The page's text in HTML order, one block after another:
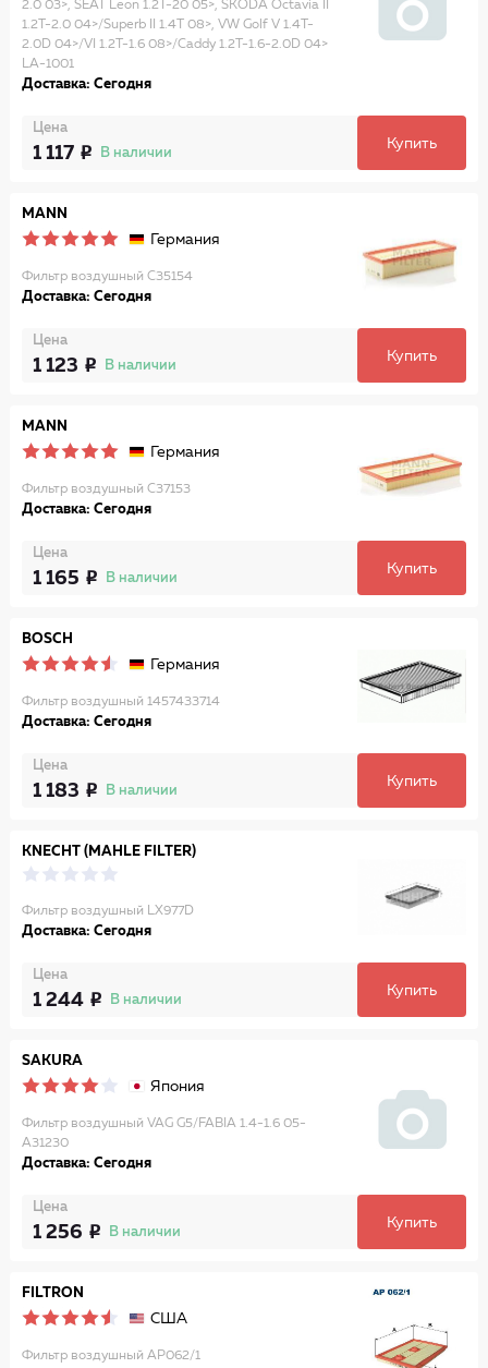
2.0 03>, SEAT Leon 1.2T-20 05>, SKODA Octavia II
1.2T-2.0 04>/Superb II 1.4T 08>, VW Golf V 1.4T-
2.0D 04>/VI 1.2T-1.6 08>/Caddy 1.2T-1.6-2.0D 04>
LA-1001
Доставка: Сегодня
Цена
1 117 В наличии
Купить
MANN
Германия
Фильтр воздушный C35154
Доставка: Сегодня
Цена
1 123 В наличии
Купить
MANN
Германия
Фильтр воздушный C37153
Доставка: Сегодня
Цена
1 165 В наличии
Купить
BOSCH
Германия
Фильтр воздушный 1457433714
Доставка: Сегодня
Цена
1 183 В наличии
Купить
KNECHT (MAHLE FILTER)
Фильтр воздушный LX977D
Доставка: Сегодня
Цена
1 244 В наличии
Купить
SAKURA
Япония
Фильтр воздушный VAG G5/FABIA 1.4-1.6 05-
A31230
Доставка: Сегодня
Цена
1 256 В наличии
Купить
FILTRON
США
Фильтр воздушный AP062/1